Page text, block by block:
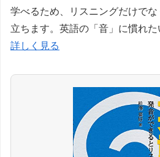
学べるため、リスニングだけで
立ちます。英語の「音」に慣れた
詳しく見る